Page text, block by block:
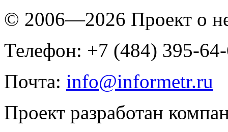
© 2006—2026 Проект о
Телефон: +7 (484) 395-
Почта: info@informetr.ru
Проект разработан